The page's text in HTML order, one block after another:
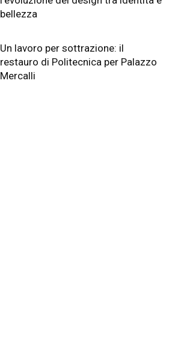
bellezza
Un lavoro per sottrazione: il
restauro di Politecnica per Palazzo
Mercalli